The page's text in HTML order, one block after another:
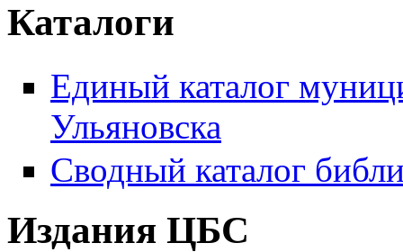
Каталоги
Единый каталог
Ульяновска
Сводный каталог
Издания ЦБС